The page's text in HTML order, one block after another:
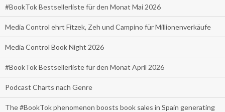
#BookTok Bestsellerliste für den Monat Mai 2026
Media Control ehrt Fitzek, Zeh und Campino für Millionenverkäufe
Media Control Book Night 2026
#BookTok Bestsellerliste für den Monat April 2026
Podcast Charts nach Genre
The #BookTok phenomenon boosts book sales in Spain generating